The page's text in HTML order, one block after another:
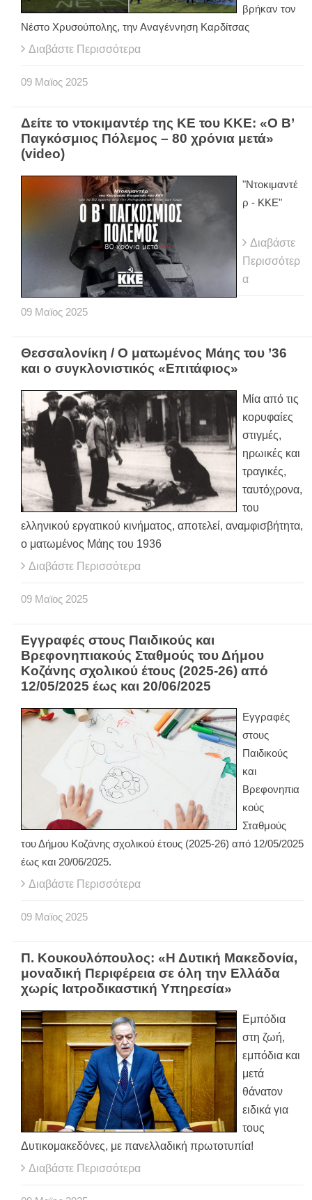
βρήκαν τον
Νέστο Χρυσούπολης, την Αναγέννηση Καρδίτσας
Διαβάστε Περισσότερα
09 Μαϊος 2025
Δείτε το ντοκιμαντέρ της ΚΕ του ΚΚΕ: «Ο Β’
Παγκόσμιος Πόλεμος – 80 χρόνια μετά»
(video)
"Ντοκιμαντέ
ρ - ΚΚΕ"
Διαβάστε
Περισσότερ
α
09 Μαϊος 2025
Θεσσαλονίκη / Ο ματωμένος Μάης του ’36
και ο συγκλονιστικός «Επιτάφιος»
Μία από τις
κορυφαίες
στιγμές,
ηρωικές και
τραγικές,
ταυτόχρονα,
του
ελληνικού εργατικού κινήματος, αποτελεί, αναμφισβήτητα,
ο ματωμένος Μάης του 1936
Διαβάστε Περισσότερα
09 Μαϊος 2025
Εγγραφές στους Παιδικούς και
Βρεφονηπιακούς Σταθμούς του Δήμου
Κοζάνης σχολικού έτους (2025-26) από
12/05/2025 έως και 20/06/2025
Εγγραφές
στους
Παιδικούς
και
Βρεφονηπια
κούς
Σταθμούς
του Δήμου Κοζάνης σχολικού έτους (2025-26) από 12/05/2025
έως και 20/06/2025.
Διαβάστε Περισσότερα
09 Μαϊος 2025
Π. Κουκουλόπουλος: «Η Δυτική Μακεδονία,
μοναδική Περιφέρεια σε όλη την Ελλάδα
χωρίς Ιατροδικαστική Υπηρεσία»
Εμπόδια
στη ζωή,
εμπόδια και
μετά
θάνατον
ειδικά για
τους
Δυτικομακεδόνες, με πανελλαδική πρωτοτυπία!
Διαβάστε Περισσότερα